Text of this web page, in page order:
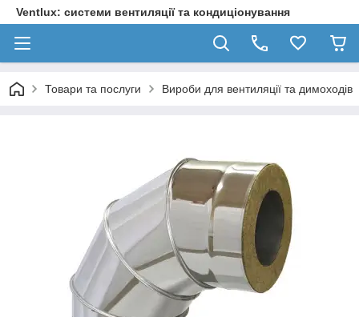
Ventlux: системи вентиляції та кондиціонування
Товари та послуги Вироби для вентиляції та димоходів